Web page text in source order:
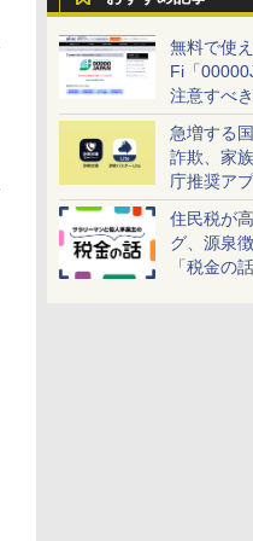
無料で使
Fi「
注意すべ
急増する
詐欺、家
庁推奨ア
しよう！
住民税が
グ、源泉
「税金の